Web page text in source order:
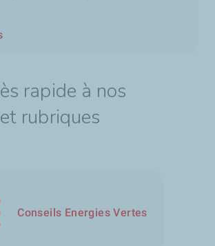
rapide à nos
rubriques
Conseils Energies Vertes